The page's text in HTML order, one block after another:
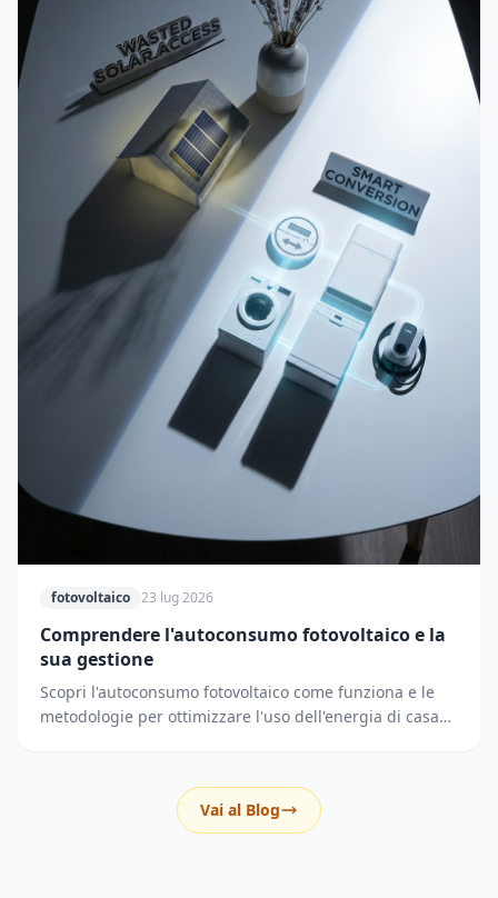
fotovoltaico 23 lug 2026
Comprendere l'autoconsumo fotovoltaico e la
sua gestione
Scopri l'autoconsumo fotovoltaico come funziona e le
metodologie per ottimizzare l'uso dell'energia di casa
Vai al Blog